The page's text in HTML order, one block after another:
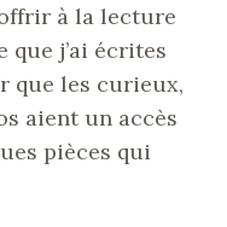
à la lecture
que j’ai écrites
que les curieux,
aient un accès
pièces qui